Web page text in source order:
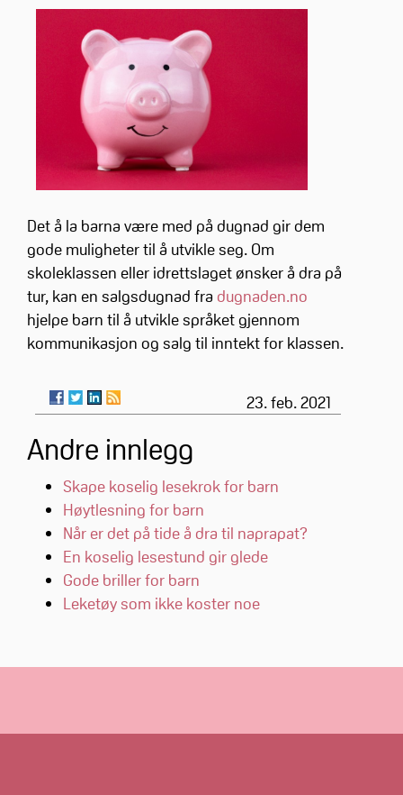
Det å la barna være med på dugnad gir dem
gode muligheter til å utvikle seg. Om
skoleklassen eller idrettslaget ønsker å dra på
tur, kan en salgsdugnad fra dugnaden.no
hjelpe barn til å utvikle språket gjennom
kommunikasjon og salg til inntekt for klassen.
23. feb. 2021
Andre innlegg
Skape koselig lesekrok for barn
Høytlesning for barn
Når er det på tide å dra til naprapat?
En koselig lesestund gir glede
Gode briller for barn
Leketøy som ikke koster noe